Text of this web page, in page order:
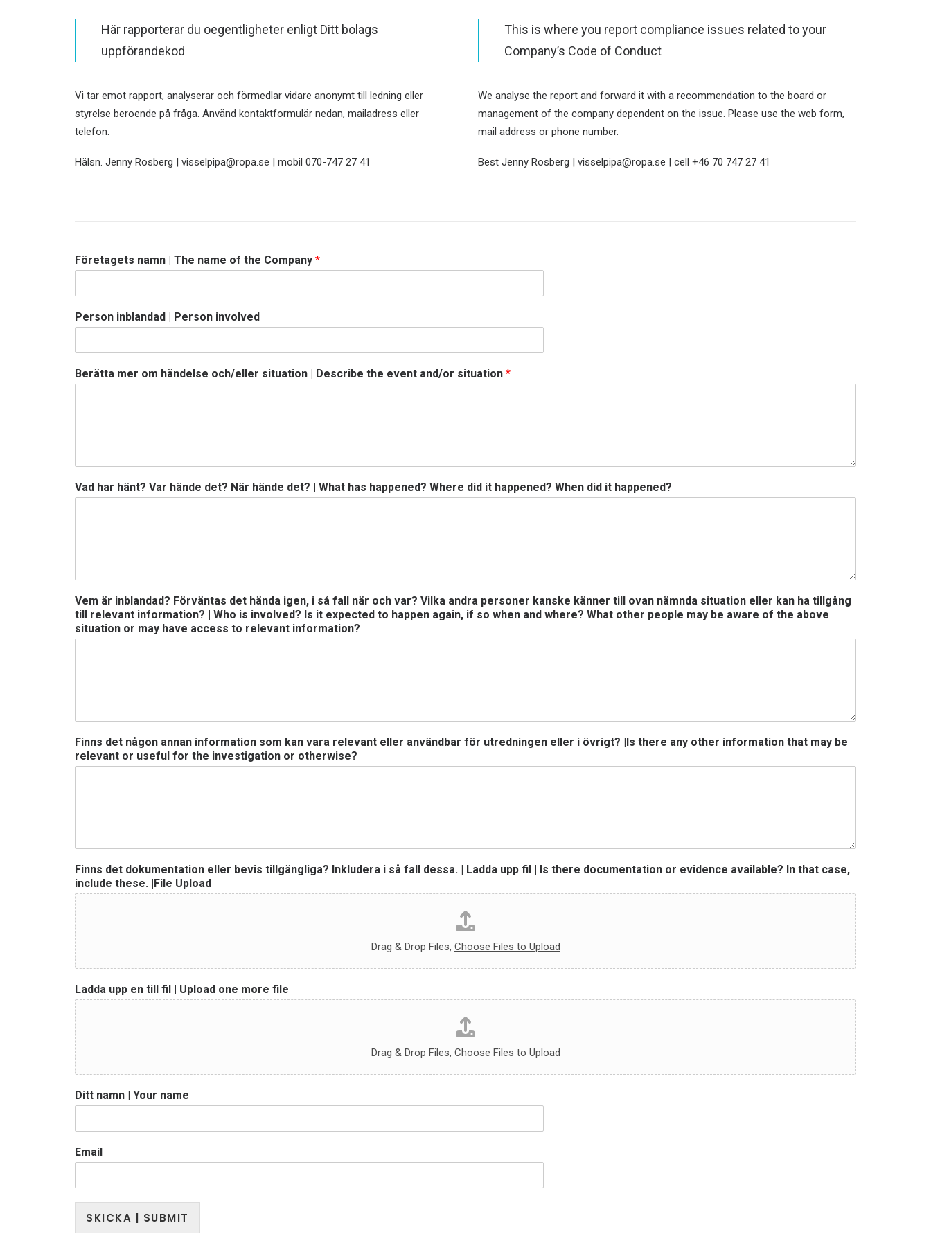
Här rapporterar du oegentligheter enligt Ditt bolags
uppförandekod
Vi tar emot rapport, analyserar och förmedlar vidare anonymt till ledning eller
styrelse beroende på fråga. Använd kontaktformulär nedan, mailadress eller
telefon.
Hälsn. Jenny Rosberg | visselpipa@ropa.se | mobil 070-747 27 41
This is where you report compliance issues related to your
Company’s Code of Conduct
We analyse the report and forward it with a recommendation to the board or
management of the company dependent on the issue. Please use the web form,
mail address or phone number.
Best Jenny Rosberg | visselpipa@ropa.se | cell +46 70 747 27 41
Företagets namn | The name of the Company *
Person inblandad | Person involved
Berätta mer om händelse och/eller situation | Describe the event and/or situation *
Vad har hänt? Var hände det? När hände det? | What has happened? Where did it happened? When did it happened?
Vem är inblandad? Förväntas det hända igen, i så fall när och var? Vilka andra personer kanske känner till ovan nämnda situation eller kan ha tillgång
till relevant information? | Who is involved? Is it expected to happen again, if so when and where? What other people may be aware of the above
situation or may have access to relevant information?
Finns det någon annan information som kan vara relevant eller användbar för utredningen eller i övrigt? |Is there any other information that may be
relevant or useful for the investigation or otherwise?
Finns det dokumentation eller bevis tillgängliga? Inkludera i så fall dessa. | Ladda upp fil | Is there documentation or evidence available? In that case,
include these. |File Upload
Drag & Drop Files, Choose Files to Upload
Ladda upp en till fil | Upload one more file
Drag & Drop Files, Choose Files to Upload
Ditt namn | Your name
Email
SKICKA | SUBMIT